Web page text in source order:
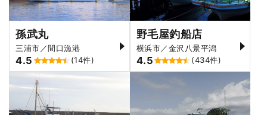
孫武丸
三浦市／間口漁港
4.5 (14件)
野毛屋釣船店
横浜市／金沢八景平潟
4.5 (434件)